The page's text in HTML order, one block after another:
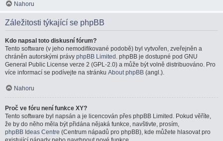
Nahoru
Záležitosti týkající se phpBB
Kdo napsal toto diskusní fórum?
Tento software (v jeho nemodifikované podobě) byl vytvořen, zveřejněn a
chráněn autorskými právy phpBB Limited . phpBB je dostupné pod GNU
General Public License verze 2 (GPL-2.0) a může být volně distribuováno. Pro
více informací se podívejte na stránku About phpBB (angl.).
Nahoru
Proč ve fóru není funkce XY?
Tento software byl napsán a je licencován přes phpBB Limited. Pokud věříte,
že by do něho měla být přidána nějaká funkce, navštivte, prosím,
phpBB Ideas Centre (Centrum nápadů pro phpBB), kde můžete hlasovat pro